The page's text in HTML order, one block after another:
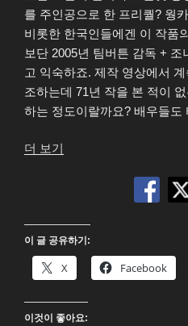
를 주인공으로 한 프리퀄? 웡
비롯한 한국인들에겐 이 작품
보단 2005년 팀버튼 감독 +
고 익숙하죠. 제작 영상에서
조하는데 71년 작을 본 적이
하는 정도이랄까요? 배우들
더 보기
UHD
Blu-
ray”
이 글 공유하기:
X Facebook
이것이 좋아요: